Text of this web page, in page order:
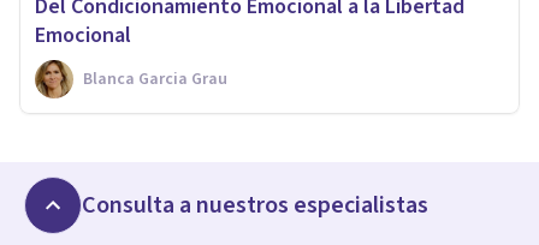
Del Condicionamiento Emocional a la Libertad
Emocional
Blanca Garcia Grau
Consulta a nuestros especialistas